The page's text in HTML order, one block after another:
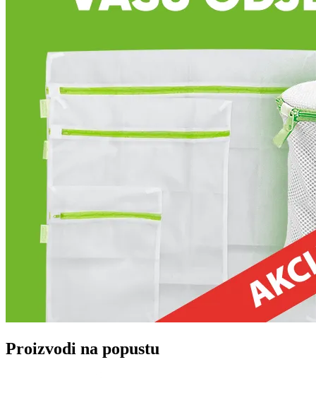
Proizvodi na popustu